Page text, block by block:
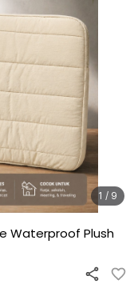
1 / 9
Waterproof Plush